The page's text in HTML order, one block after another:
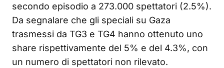
secondo episodio a 273.000 spettatori (2.5%).
Da segnalare che gli speciali su Gaza
trasmessi da TG3 e TG4 hanno ottenuto uno
share rispettivamente del 5% e del 4.3%, con
un numero di spettatori non rilevato.